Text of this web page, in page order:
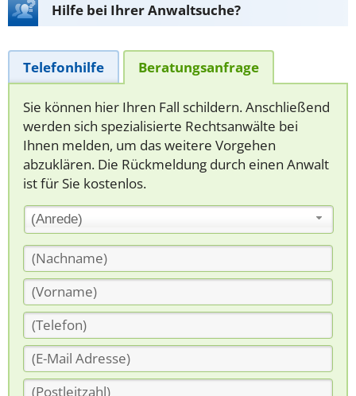
Hilfe bei Ihrer Anwaltsuche?
Telefonhilfe Beratungsanfrage
Sie können hier Ihren Fall schildern. Anschließend
werden sich spezialisierte Rechtsanwälte bei
Ihnen melden, um das weitere Vorgehen
abzuklären. Die Rückmeldung durch einen Anwalt
ist für Sie kostenlos.
(Anrede)